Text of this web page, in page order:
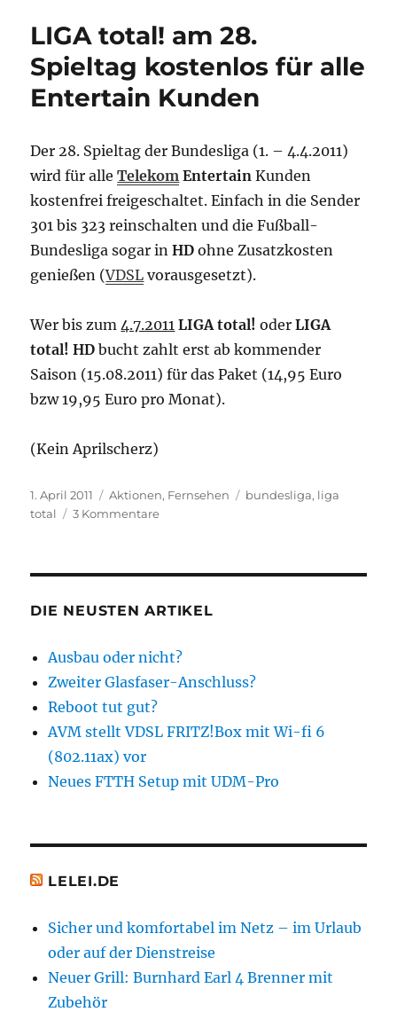
100
200
LIGA total! am 28.
Spieltag kostenlos für alle
Entertain Kunden
Der 28. Spieltag der Bundesliga (1. – 4.4.2011)
wird für alleTelekom Entertain Kunden
kostenfrei freigeschaltet. Einfach in die Sender
301 bis 323 reinschalten und die Fußball-
Bundesliga sogar inHD ohne Zusatzkosten
genießen (VDSL vorausgesetzt).
Wer bis zum 4.7.2011 LIGA total! oderLIGA
total! HD bucht zahlt erst ab kommender
Saison (15.08.2011) für das Paket (14,95 Euro
bzw 19,95 Euro pro Monat).
(Kein Aprilscherz)
Veröffentlicht
am
1. April 2011 Kategorien
Aktionen, Fernsehen Schlagwörter
bundesliga, liga
total
3 Kommentarezu
Spieltag
alle
Entertain
DIE NEUSTEN ARTIKEL
Ausbau oder nicht?
Zweiter Glasfaser-Anschluss?
Reboot tut gut?
AVM stellt VDSL FRITZ!Box mit Wi-fi 6
(802.11ax) vor
Neues FTTH Setup mit UDM-Pro
LELEI.DE
Sicher und komfortabel im Netz – im Urlaub
oder auf der Dienstreise
Neuer Grill: Burnhard Earl 4 Brenner mit
Zubehör